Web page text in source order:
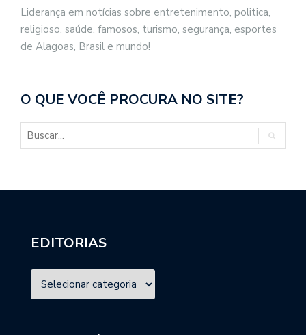
Liderança em notícias sobre entretenimento, politica,
religioso, saúde, famosos, turismo, segurança, esportes
de Alagoas, Brasil e mundo!
O QUE VOCÊ PROCURA NO SITE?
EDITORIAS